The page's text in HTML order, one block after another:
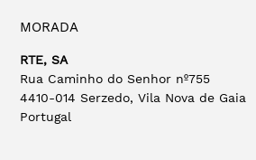
MORADA
RTE, SA
Rua Caminho do Senhor nº755
4410-014 Serzedo, Vila Nova de Gaia
Portugal